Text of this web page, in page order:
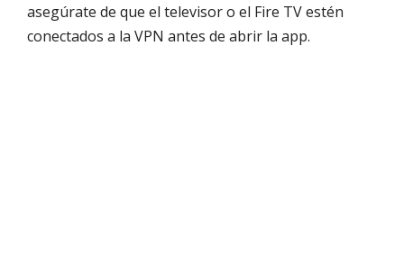
asegúrate de que el televisor o el Fire TV estén
conectados a la VPN antes de abrir la app.